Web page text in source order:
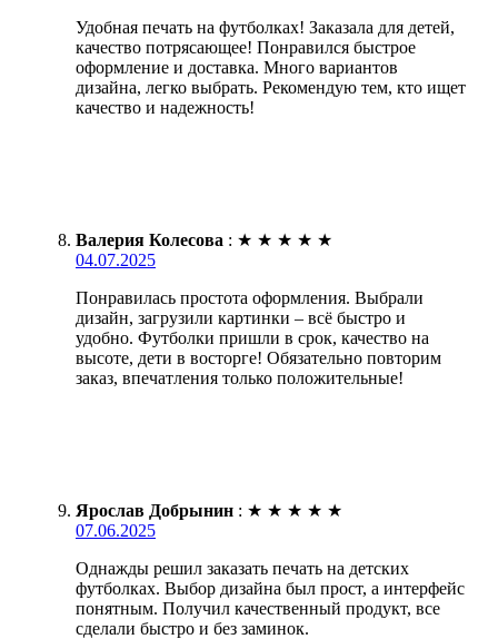
Удобная печать на футболках! Заказала для детей,
качество потрясающее! Понравился быстрое
оформление и доставка. Много вариантов
дизайна, легко выбрать. Рекомендую тем, кто ищет
качество и надежность!
Валерия Колесова : ★ ★ ★ ★ ★
04.07.2025
Понравилась простота оформления. Выбрали
дизайн, загрузили картинки – всё быстро и
удобно. Футболки пришли в срок, качество на
высоте, дети в восторге! Обязательно повторим
заказ, впечатления только положительные!
Ярослав Добрынин : ★ ★ ★ ★ ★
07.06.2025
Однажды решил заказать печать на детских
футболках. Выбор дизайна был прост, а интерфейс
понятным. Получил качественный продукт, все
сделали быстро и без заминок.